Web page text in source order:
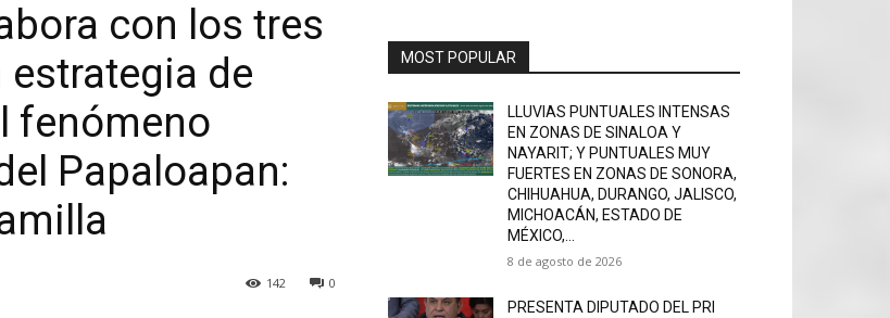
con los tres
estrategia de
fenómeno
Papaloapan:
0
142
MOST POPULAR
LLUVIAS PUNTUALES INTENSAS
EN ZONAS DE SINALOA Y
NAYARIT; Y PUNTUALES MUY
FUERTES EN ZONAS DE SONORA,
CHIHUAHUA, DURANGO, JALISCO,
MICHOACÁN, ESTADO DE
MÉXICO,...
8 de agosto de 2026
PRESENTA DIPUTADO DEL PRI